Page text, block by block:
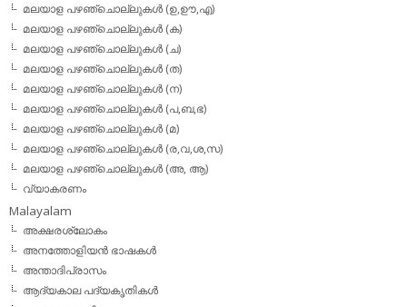
മലയാള പഴഞ്ചൊല്ലുകള്‍ (ഉ,ഊ,എ)
മലയാള പഴഞ്ചൊല്ലുകള്‍ (ക)
മലയാള പഴഞ്ചൊല്ലുകള്‍ (ച)
മലയാള പഴഞ്ചൊല്ലുകള്‍ (ത)
മലയാള പഴഞ്ചൊല്ലുകള്‍ (ന)
മലയാള പഴഞ്ചൊല്ലുകള്‍ (പ,ബ,ഭ)
മലയാള പഴഞ്ചൊല്ലുകള്‍ (മ)
മലയാള പഴഞ്ചൊല്ലുകള്‍ (ര,വ,ശ,സ)
മലയാള പഴഞ്ചൊല്ലുകൾ (അ, ആ)
വ്യാകരണം
Malayalam
അക്ഷരശ്ലോകം
അനത്തോളിയന്‍ ഭാഷകള്‍
അന്താദിപ്രാസം
ആദ്യകാല പദ്യകൃതികള്‍